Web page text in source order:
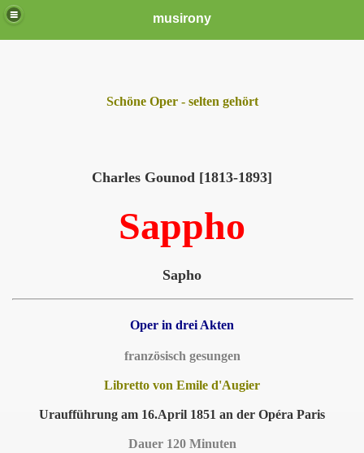
musirony
Schöne Oper - selten gehört
Charles Gounod [1813-1893]
Sappho
Sapho
Oper in drei Akten
französisch gesungen
Libretto von Emile d'Augier
Uraufführung am 16.April 1851 an der Opéra Paris
Dauer 120 Minuten